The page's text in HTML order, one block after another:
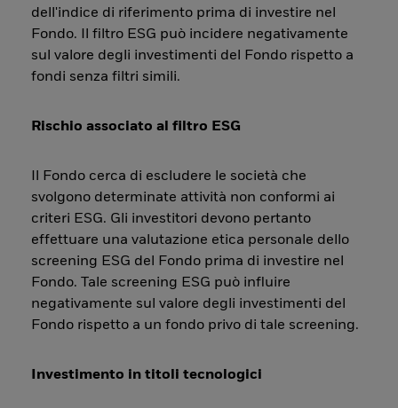
dell'indice di riferimento prima di investire nel
Fondo. Il filtro ESG può incidere negativamente
sul valore degli investimenti del Fondo rispetto a
fondi senza filtri simili.
Rischio associato al filtro ESG
Il Fondo cerca di escludere le società che
svolgono determinate attività non conformi ai
criteri ESG. Gli investitori devono pertanto
effettuare una valutazione etica personale dello
screening ESG del Fondo prima di investire nel
Fondo. Tale screening ESG può influire
negativamente sul valore degli investimenti del
Fondo rispetto a un fondo privo di tale screening.
Investimento in titoli tecnologici